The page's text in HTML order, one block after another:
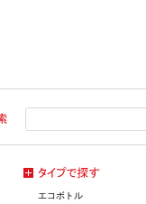
エコボトル